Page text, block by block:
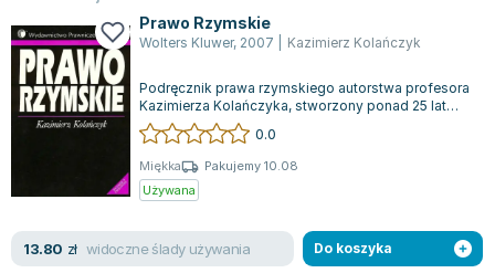
Prawo Rzymskie
Wolters Kluwer, 2007 Kazimierz Kolańczyk
Podręcznik prawa rzymskiego autorstwa profesora
Kazimierza Kolańczyka, stworzony ponad 25 lat
temu, zdobył uznanie zarówno wśród p...
0.0
Miękka
Pakujemy 10.08
Używana
13.80 zł widoczne ślady używania Do koszyka